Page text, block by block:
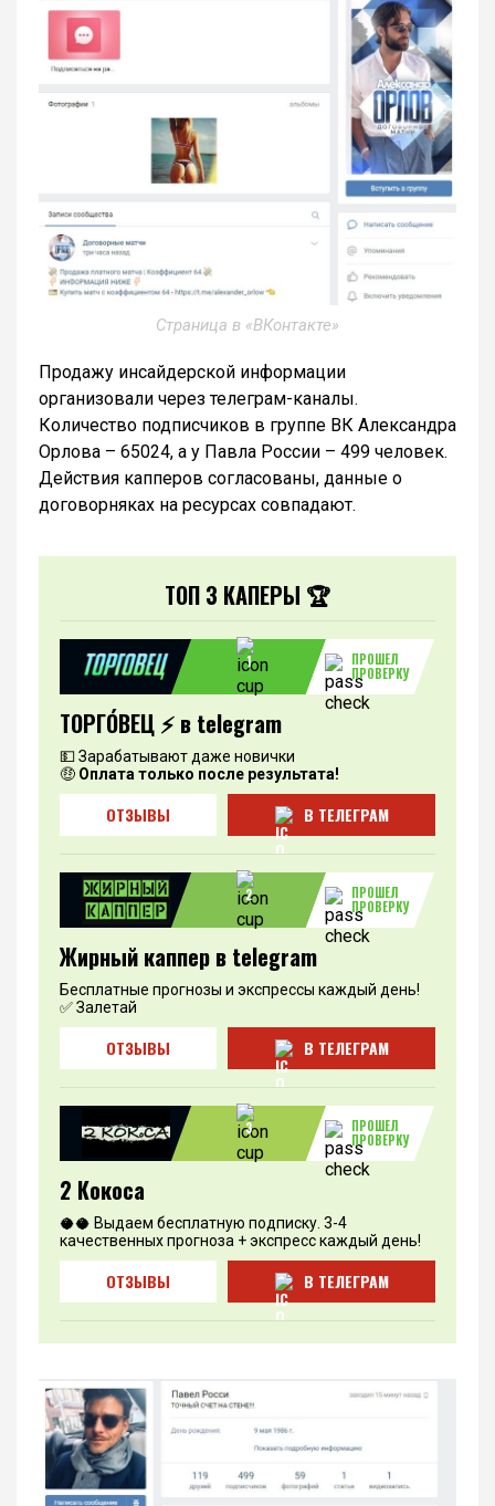
Страница в «ВКонтакте»
Продажу инсайдерской информации
организовали через телеграм-каналы.
Количество подписчиков в группе ВК Александра
Орлова – 65024, а у Павла России – 499 человек.
Действия капперов согласованы, данные о
договорняках на ресурсах совпадают.
ТОП 3 КАПЕРЫ 🏆
1
ПРОШЕЛ
ПРОВЕРКУ
ТОРГО́ВЕЦ ⚡️ в telegram
💵 Зарабатывают даже новички
🤑 Оплата только после результата!
ОТЗЫВЫ В ТЕЛЕГРАМ
2
ПРОШЕЛ
ПРОВЕРКУ
Жирный каппер в telegram
Бесплатные прогнозы и экспрессы каждый день!
✅ Залетай
ОТЗЫВЫ В ТЕЛЕГРАМ
3
ПРОШЕЛ
ПРОВЕРКУ
2 Кокоса
🥥🥥 Выдаем бесплатную подписку. 3-4
качественных прогноза + экспресс каждый день!
ОТЗЫВЫ В ТЕЛЕГРАМ